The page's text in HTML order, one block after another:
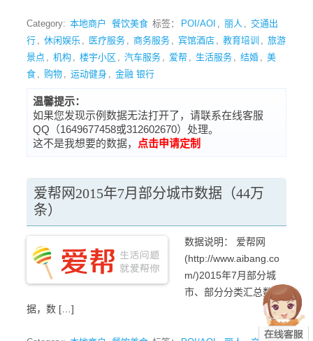
Category: 本地商户 餐饮美食 标签： POI/AOI , 丽人 , 交通出
行 , 休闲娱乐 , 医疗服务 , 商务服务 , 宾馆酒店 , 教育培训 , 旅游
景点 , 机构 , 楼宇小区 , 汽车服务 , 爱帮 , 生活服务 , 结婚 , 美
食 , 购物 , 运动健身 , 金融 银行
温馨提示：
如果您发现示例数据无法打开了，请联系在线客服
QQ（1649677458或312602670）处理。
这不是我想要的数据，
点击申请定制
爱帮网2015年7月部分城市数据（44万
条）
数据说明： 爱帮网
(http://www.aibang.co
m/)2015年7月部分城
市、部分分类汇总数
据，数 […]